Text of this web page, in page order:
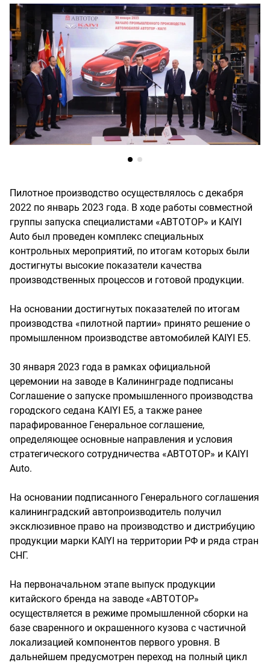
Пилотное производство осуществлялось с декабря
2022 по январь 2023 года. В ходе работы совместной
группы запуска специалистами «АВТОТОР» и KAIYI
Auto был проведен комплекс специальных
контрольных мероприятий, по итогам которых были
достигнуты высокие показатели качества
производственных процессов и готовой продукции.
На основании достигнутых показателей по итогам
производства «пилотной партии» принято решение о
промышленном производстве автомобилей KAIYI E5.
30 января 2023 года в рамках официальной
церемонии на заводе в Калининграде подписаны
Соглашение о запуске промышленного производства
городского седана KAIYI E5, а также ранее
парафированное Генеральное соглашение,
определяющее основные направления и условия
стратегического сотрудничества «АВТОТОР» и KAIYI
Auto.
На основании подписанного Генерального соглашения
калининградский автопроизводитель получил
эксклюзивное право на производство и дистрибуцию
продукции марки KAIYI на территории РФ и ряда стран
СНГ.
На первоначальном этапе выпуск продукции
китайского бренда на заводе «АВТОТОР»
осуществляется в режиме промышленной сборки на
базе сваренного и окрашенного кузова с частичной
локализацией компонентов первого уровня. В
дальнейшем предусмотрен переход на полный цикл